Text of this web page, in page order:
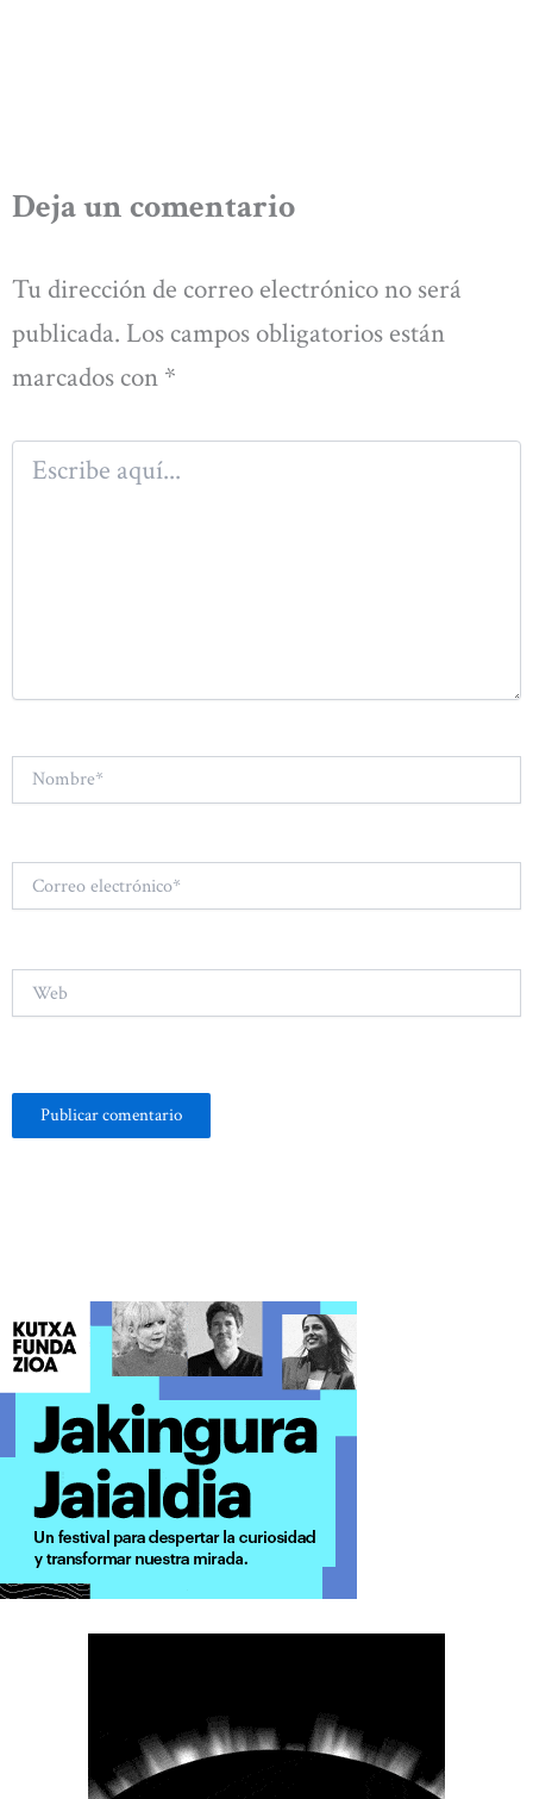
Deja un comentario
Tu dirección de correo electrónico no será
publicada. Los campos obligatorios están
marcados con *
aquí...
electrónico*